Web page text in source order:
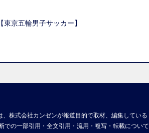
京五輪男子サッカー】
株式会社カンゼンが報道目的で取材、編集している
の一部引用・全文引用・流用・複写・転載について